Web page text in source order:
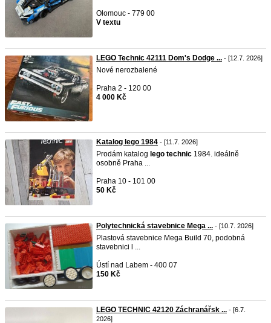
Olomouc - 779 00
V textu
LEGO Technic 42111 Dom's Dodge ... - [12.7. 2026]
Nové nerozbalené
Praha 2 - 120 00
4 000 Kč
Katalog lego 1984 - [11.7. 2026]
Prodám katalog lego technic 1984. ideálně
osobně Praha ...
Praha 10 - 101 00
50 Kč
Polytechnická stavebnice Mega ... - [10.7. 2026]
Plastová stavebnice Mega Build 70, podobná
stavebnici l ...
Ústí nad Labem - 400 07
150 Kč
LEGO TECHNIC 42120 Záchranářsk ... - [6.7.
2026]